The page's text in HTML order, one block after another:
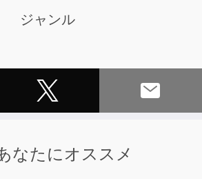
直面しているものに全身で向き合うの
たものであったことが了解されてく
暗闇に雨垂れの溜息生きる意味を教
り空いた心にあの方が住んで下さる
ジャンル
なたにオススメ